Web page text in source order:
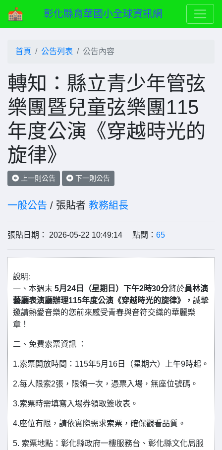
彰化縣育華國小全球資訊網
首頁 公告列表 公告內容
轉知：縣立青少年管弦
樂團暨兒童弦樂團115
年度公演《穿越時光的
旋律》
上一則公告 下一則公告
一般公告 / 張貼者 教務組長
張貼日期： 2026-05-22 10:49:14 點閱： 65
說明:
一、本週末 5月24日（星期日）下午2時30分將於員林演
藝廳表演廳辦理115年度公演《穿越時光的旋律》， 誠摯
邀請熱愛音樂的您前來感受青春與音符交織的華麗樂
章！
二、免費索票資訊 ：
1.索票開放時間：115年5月16日（星期六）上午9時起。
2.每人限索2張，限領一次，憑票入場，無座位號碼。
3.索票時需填寫入場券領取簽收表。
4.座位有限，請依實際需求索票，確保觀看品質。
5. 索票地點：彰化縣政府一樓服務台、彰化縣文化局服